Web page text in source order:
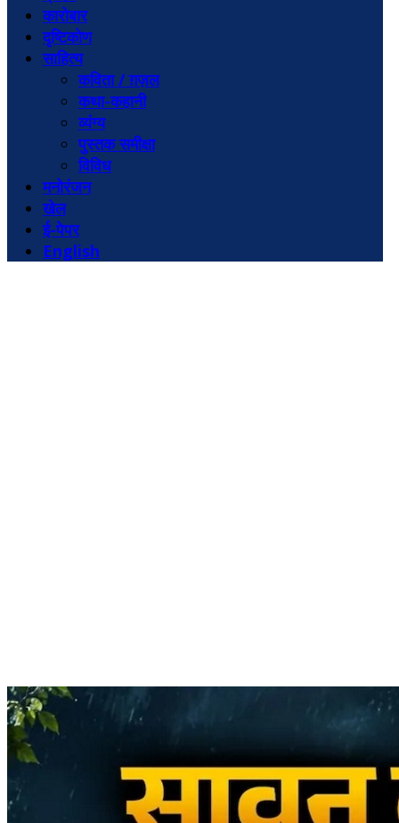
कारोबार
दृष्टिकोण
साहित्य
कविता / ग़ज़ल
कथा-कहानी
व्यंग्य
पुस्तक समीक्षा
विविध
मनोरंजन
खेल
ई-पेपर
English